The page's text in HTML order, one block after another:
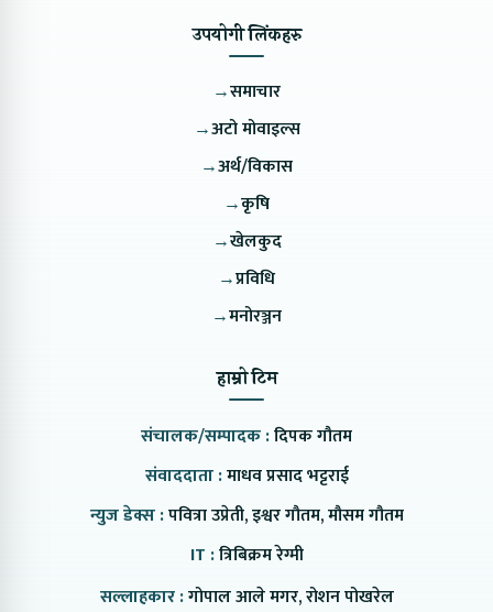
उपयोगी लिंकहरु
→समाचार
→अटो मोवाइल्स
→अर्थ/विकास
→कृषि
→खेलकुद
→प्रविधि
→मनोरञ्जन
हाम्रो टिम
संचालक/सम्पादक :दिपक गौतम
संवाददाता :माधव प्रसाद भट्टराई
न्युज डेक्स :पवित्रा उप्रेती, इश्वर गौतम, मौसम गौतम
IT :त्रिबिक्रम रेग्मी
सल्लाहकार :गोपाल आले मगर, रोशन पोखरेल